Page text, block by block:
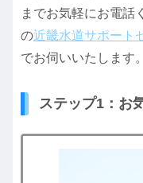
までお気軽にお電話
の近畿水道サポート
でお伺いいたします。
ステップ1：お